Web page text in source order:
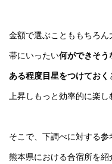
金額で選ぶことももちろん
帯にいったい何ができそう
ある程度目星をつけておく
上昇しもっと効率的に楽
そこで、下調べに対する参
熊本県における合宿所を紹